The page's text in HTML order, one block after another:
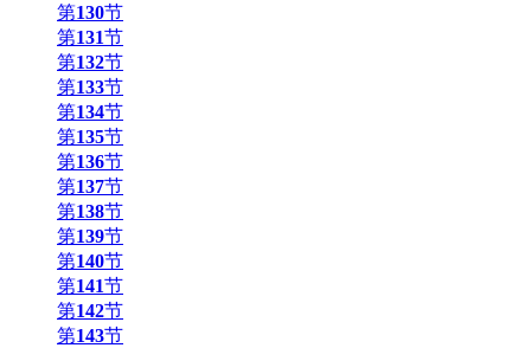
第130节
第131节
第132节
第133节
第134节
第135节
第136节
第137节
第138节
第139节
第140节
第141节
第142节
第143节